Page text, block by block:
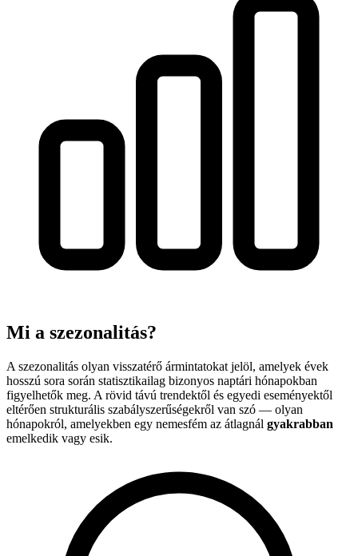
Mi a szezonalitás?
A szezonalitás olyan visszatérő ármintatokat jelöl, amelyek évek
hosszú sora során statisztikailag bizonyos naptári hónapokban
figyelhetők meg. A rövid távú trendektől és egyedi eseményektől
eltérően strukturális szabályszerűségekről van szó — olyan
hónapokról, amelyekben egy nemesfém az átlagnál gyakrabban
emelkedik vagy esik.